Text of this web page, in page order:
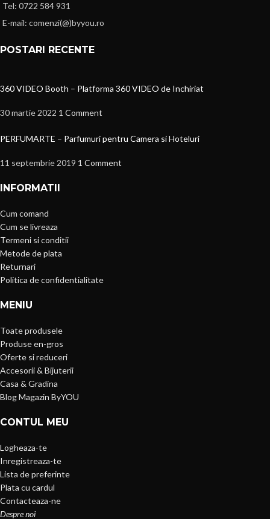
Tel: 0722 584 931
E-mail: comenzi(@)byyou.ro
POSTARI RECENTE
360 VIDEO Booth – Platforma 360 VIDEO de Inchiriat
30 martie 2022 1 Comment
PERFUMARTE – Parfumuri pentru Camera si Hoteluri
11 septembrie 2019 1 Comment
INFORMATII
Cum comand
Cum se livreaza
Termeni si conditii
Metode de plata
Returnari
Politica de confidentialitate
MENIU
Toate produsele
Produse en-gros
Oferte si reduceri
Accesorii & Bijuterii
Casa & Gradina
Blog Magazin ByYOU
CONTUL MEU
Logheaza-te
Inregistreaza-te
Lista de preferinte
Plata cu cardul
Contacteaza-ne
Despre noi